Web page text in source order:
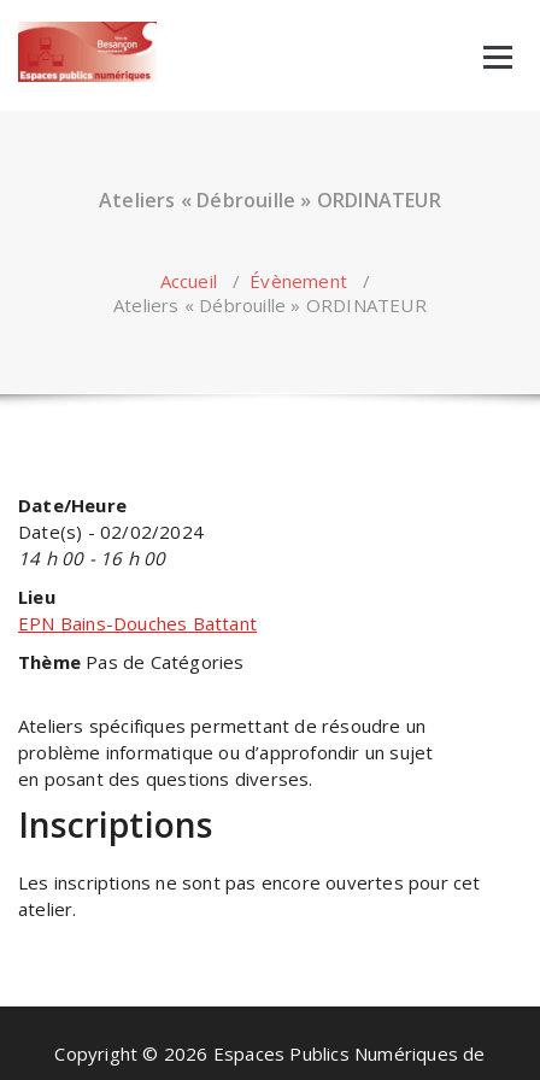
content
Ateliers « Débrouille » ORDINATEUR
Accueil / Évènement /
Ateliers « Débrouille » ORDINATEUR
Date/Heure
Date(s) - 02/02/2024
14 h 00 - 16 h 00
Lieu
EPN Bains-Douches Battant
Thème Pas de Catégories
Ateliers spécifiques permettant de résoudre un
problème informatique ou d’approfondir un sujet
en posant des questions diverses.
Inscriptions
Les inscriptions ne sont pas encore ouvertes pour cet
atelier.
Copyright © 2026 Espaces Publics Numériques de